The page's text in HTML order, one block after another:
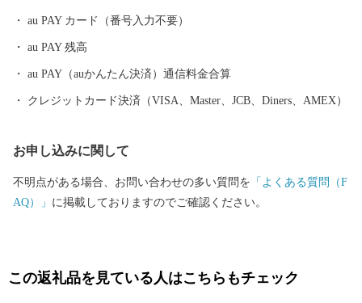
au PAY カード（番号入力不要）
au PAY 残高
au PAY（auかんたん決済）通信料金合算
クレジットカード決済（VISA、Master、JCB、Diners、AMEX）
お申し込みに関して
不明点がある場合、お問い合わせの多い質問を 「よくある質問（F
AQ）」 に掲載しておりますのでご確認ください。
この返礼品を見ている人はこちらもチェック